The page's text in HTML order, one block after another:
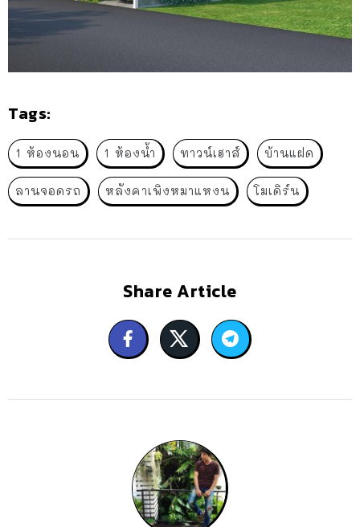
Tags:
1 ห้องนอน 1 ห้องน้ำ ทาวน์เฮาส์ บ้านแฝด
ลานจอดรถ หลังคาเพิงหมาแหงน โมเดิร์น
Share Article